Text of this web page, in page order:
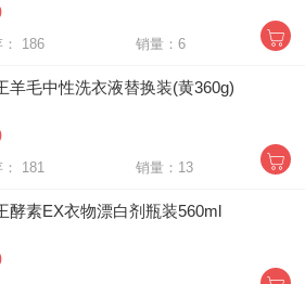
库存： 186 销量：6
羊毛中性洗衣液替换装(黄360g)
库存： 181 销量：13
酵素EX衣物漂白剂瓶装560ml